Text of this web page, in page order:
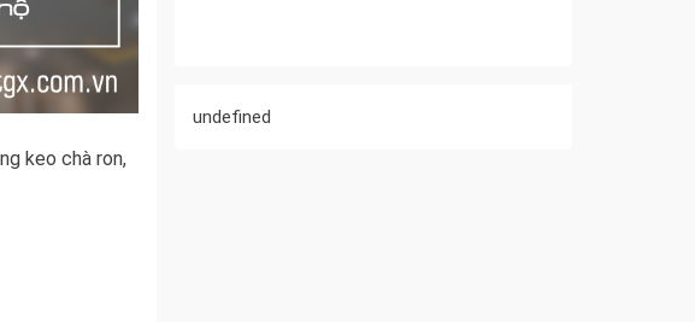
keo chà ron,
undefined